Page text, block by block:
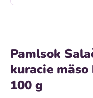
Pamlsok
kuracie
100 g